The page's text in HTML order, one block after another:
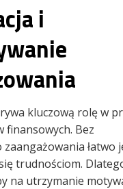
i
kluczową rolę w
finansowych. Bez
łatwo
trudnościom.
na utrzymanie